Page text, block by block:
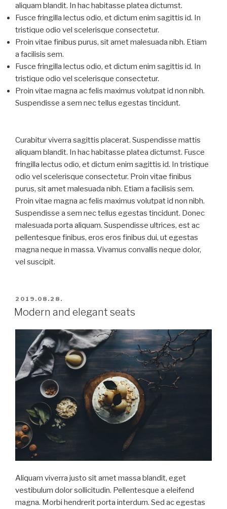
aliquam blandit. In hac habitasse platea dictumst.
Fusce fringilla lectus odio, et dictum enim sagittis id. In
tristique odio vel scelerisque consectetur.
Proin vitae finibus purus, sit amet malesuada nibh. Etiam
a facilisis sem.
Fusce fringilla lectus odio, et dictum enim sagittis id. In
tristique odio vel scelerisque consectetur.
Proin vitae magna ac felis maximus volutpat id non nibh.
Suspendisse a sem nec tellus egestas tincidunt.
Curabitur viverra sagittis placerat. Suspendisse mattis
aliquam blandit. In hac habitasse platea dictumst. Fusce
fringilla lectus odio, et dictum enim sagittis id. In tristique
odio vel scelerisque consectetur. Proin vitae finibus
purus, sit amet malesuada nibh. Etiam a facilisis sem.
Proin vitae magna ac felis maximus volutpat id non nibh.
Suspendisse a sem nec tellus egestas tincidunt. Donec
malesuada porta aliquam. Suspendisse ultrices, est ac
pellentesque finibus, eros eros finibus dui, ut egestas
magna neque in massa. Vivamus convallis neque dolor,
vel suscipit.
BEKÜLDVE:
2019.08.28.
Modern and elegant seats
Aliquam viverra justo sit amet massa blandit, eget
vestibulum dolor sollicitudin. Pellentesque a eleifend
magna. Morbi hendrerit porta interdum. Sed ac egestas